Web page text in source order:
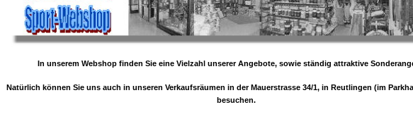
In unserem Webshop finden Sie eine Vielzahl unserer Angebote, sowie ständig attraktive
Natürlich können Sie uns auch in unseren Verkaufsräumen in der Mauerstrasse 34/1, in Reutlingen (im
besuchen.